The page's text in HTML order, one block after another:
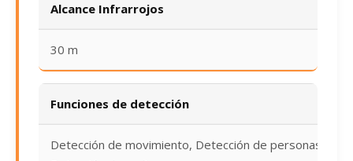
Alcance Infrarrojos
30 m
Funciones de detección
Detección de movimiento, Detección de personas,